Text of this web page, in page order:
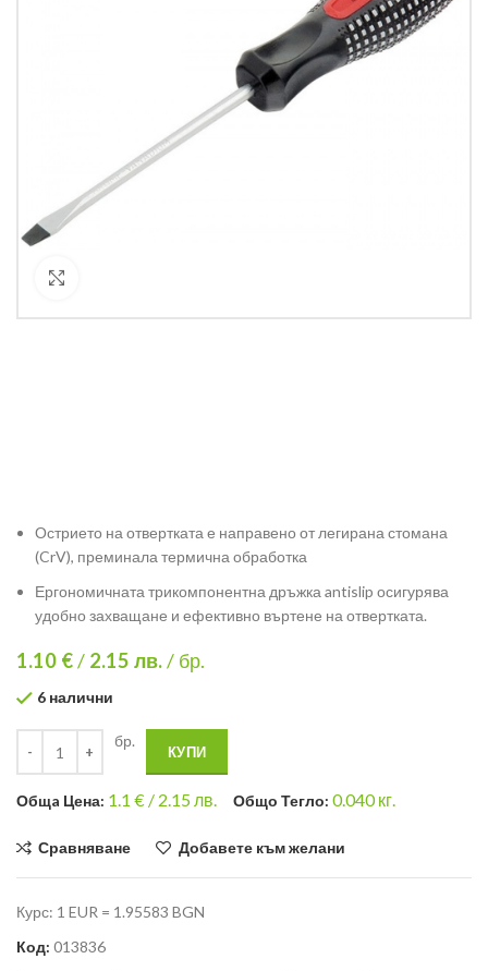
Острието на отвертката е направено от легирана стомана
(CrV), преминала термична обработка
Ергономичната трикомпонентна дръжка antislip осигурява
удобно захващане и ефективно въртене на отвертката.
1.10 €/ 2.15 лв./ бр.
6 налични
бр.
КУПИ
Общa Цена: 1.1 € / 2.15 лв. Общо Тегло: 0.040кг.
Сравняване Добавете към желани
Курс: 1 EUR = 1.95583 BGN
Код: 013836